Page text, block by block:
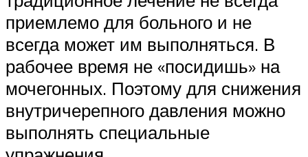
приемлемо для больного и не
всегда может им выполняться. В
рабочее время не «посидишь» на
мочегонных. Поэтому для снижения
внутричерепного давления можно
выполнять специальные